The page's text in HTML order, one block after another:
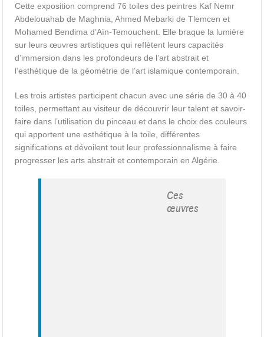
Cette exposition comprend 76 toiles des peintres Kaf Nemr
Abdelouahab de Maghnia, Ahmed Mebarki de Tlemcen et
Mohamed Bendima d’Aïn-Temouchent. Elle braque la lumière
sur leurs œuvres artistiques qui reflètent leurs capacités
d’immersion dans les profondeurs de l’art abstrait et
l’esthétique de la géométrie de l’art islamique contemporain.
Les trois artistes participent chacun avec une série de 30 à 40
toiles, permettant au visiteur de découvrir leur talent et savoir-
faire dans l’utilisation du pinceau et dans le choix des couleurs
qui apportent une esthétique à la toile, différentes
significations et dévoilent tout leur professionnalisme à faire
progresser les arts abstrait et contemporain en Algérie.
Ces
œuvres